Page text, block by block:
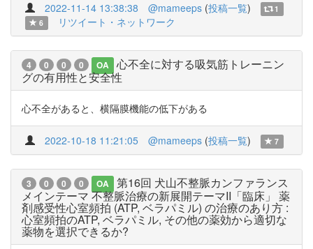
2022-11-14 13:38:38 @mameeps (投稿一覧)
1
6
リツイート・ネットワーク
4 0 0 0 OA
心不全に対する吸気筋トレーニン
グの有用性と安全性
心不全があると、横隔膜機能の低下がある
2022-10-18 11:21:05 @mameeps (投稿一覧) 7
3 0 0 0 OA
第16回 犬山不整脈カンファランス
メインテーマ 不整脈治療の新展開テーマII「臨床」 薬
剤感受性心室頻拍 (ATP, ベラパミル) の治療のあり方 :
心室頻拍のATP, ベラパミル, その他の薬効から適切な
薬物を選択できるか?